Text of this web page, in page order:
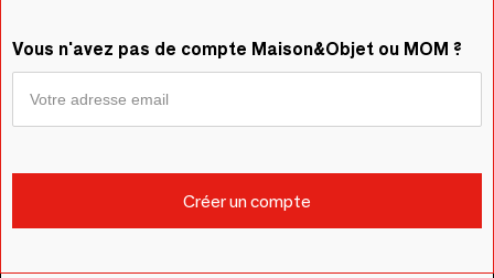
Vous n'avez pas de compte Maison&Objet ou MOM ?